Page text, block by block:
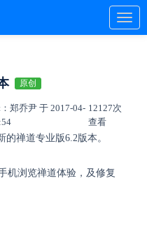
原创
郑乔尹 于 2017-04- 12127次
查看
的禅道专业版6.2版本。
机浏览禅道体验，及修复